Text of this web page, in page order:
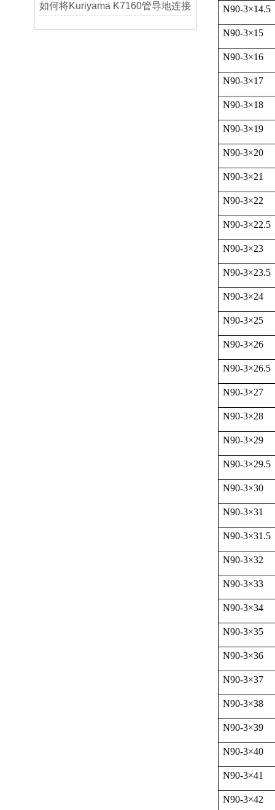
如何将Kuriyama K7160管导地连接 N90-3×14.5
N90-3×15
N90-3×16
N90-3×17
N90-3×18
N90-3×19
N90-3×20
N90-3×21
N90-3×22
N90-3×22.5
N90-3×23
N90-3×23.5
N90-3×24
N90-3×25
N90-3×26
N90-3×26.5
N90-3×27
N90-3×28
N90-3×29
N90-3×29.5
N90-3×30
N90-3×31
N90-3×31.5
N90-3×32
N90-3×33
N90-3×34
N90-3×35
N90-3×36
N90-3×37
N90-3×38
N90-3×39
N90-3×40
N90-3×41
N90-3×42